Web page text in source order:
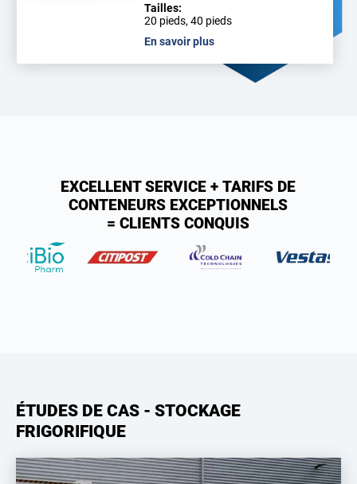
Tailles:
20 pieds, 40 pieds
En savoir plus
EXCELLENT SERVICE + TARIFS DE
CONTENEURS EXCEPTIONNELS
= CLIENTS CONQUIS
ÉTUDES DE CAS - STOCKAGE
FRIGORIFIQUE